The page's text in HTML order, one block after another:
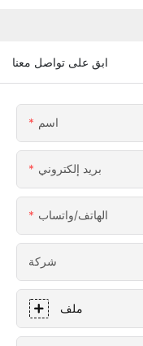
ابق على تواصل معنا
اسم
بريد إلكتروني
الهاتف/واتساب
شركة
ملف